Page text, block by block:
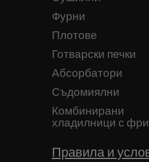
Фурни
Плотове
Готварски печки
Абсорбатори
Съдомиялни
Комбинирани
хладилници с
Правила и